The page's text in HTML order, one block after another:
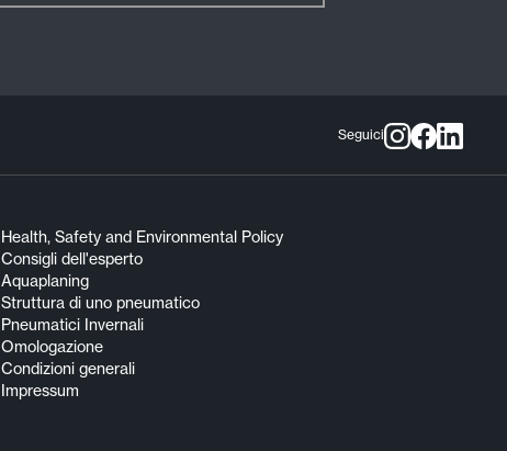
Seguici
Health, Safety and Environmental Policy
Consigli dell'esperto
Aquaplaning
Struttura di uno pneumatico
Pneumatici Invernali
Omologazione
Condizioni generali
Impressum